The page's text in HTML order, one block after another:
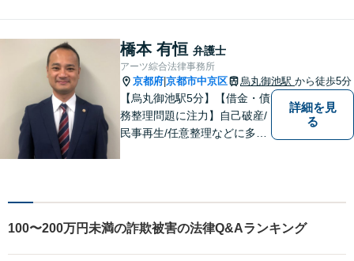
橋本 有恒 弁護士
アーツ綜合法律事務所
京都府 京都市中京区 烏丸御池駅 から徒歩5分
【烏丸御池駅5分】【借金・債
務整理問題に注力】自己破産/
民事再生/任意整理などに多数
トーを胸に、お客様との信頼
関係を大切にした弁護を行い
ます。【初回相談無料】
詳細を見
る
100〜200万円未満の詐欺被害の法律Q&Aランキング